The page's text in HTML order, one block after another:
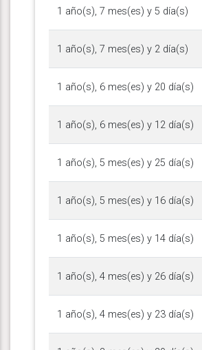
1 año(s), 7 mes(es) y 5 día(s)
1 año(s), 7 mes(es) y 2 día(s)
1 año(s), 6 mes(es) y 20 día(s)
1 año(s), 6 mes(es) y 12 día(s)
1 año(s), 5 mes(es) y 25 día(s)
1 año(s), 5 mes(es) y 16 día(s)
1 año(s), 5 mes(es) y 14 día(s)
1 año(s), 4 mes(es) y 26 día(s)
1 año(s), 4 mes(es) y 23 día(s)